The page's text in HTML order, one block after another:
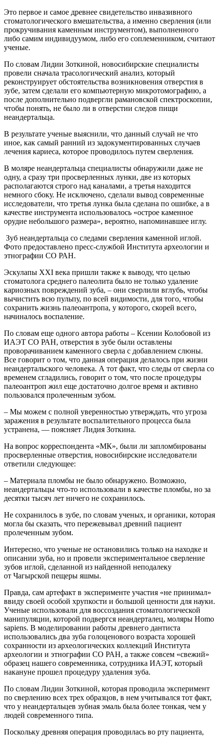
Это первое и самое древнее свидетельство инвазивного
стоматологического вмешательства, а именно сверления (или
прокручивания каменным инструментом), выполненного
либо самим индивидуумом, либо его соплеменником, считают
ученые.
По словам Лидии Зоткиной, новосибирские специалисты
провели сначала трасологический анализ, который
реконструирует обстоятельства возникновения отверстия в
зубе, затем сделали его компьютерную микротомографию, а
после дополнительно подвергли рамановской спектроскопии,
чтобы понять, не было ли в отверстии следов пищи
неандертальца.
В результате ученые выяснили, что данный случай не что
иное, как самый ранний из задокументированных случаев
лечения кариеса, которое проводилось путем сверления.
В моляре неандертальца специалисты обнаружили даже не
одну, а сразу три просверленных лунки, две из которых
располагаются строго над каналами, а третья находится
немного сбоку. Не исключено, сделали вывод современные
исследователи, что третья лунка была сделана по ошибке, а в
качестве инструмента использовалось «острое каменное
орудие небольшого размера», вероятно, напоминавшее иглу.
Зуб неандертальца со следами сверления каменной иглой.
Фото предоставлено пресс-службой Института археологии и
этнографии СО РАН.
Эскулапы XXI века пришли также к выводу, что целью
стоматолога среднего палеолита было не только удаление
кариозных повреждений зуба, – они сверлили вглубь, чтобы
вычистить всю пульпу, по всей видимости, для того, чтобы
сохранить жизнь палеоантропа, у которого, скорей всего,
начиналось воспаление.
По словам еще одного автора работы – Ксении Колобовой из
ИАЭТ СО РАН, отверстия в зубе были оставлены
проворачиванием каменного сверла с добавлением слюны.
Все говорит о том, что данная операция делалось при жизни
неандертальского человека. А тот факт, что следы от сверла со
временем сгладились, говорит о том, что после процедуры
палеоантроп жил еще достаточно долгое время и активно
пользовался пролеченным зубом.
– Мы можем с полной уверенностью утверждать, что угроза
заражения в результате воспалительного процесса была
устранена, — поясняет Лидия Зоткина.
На вопрос корреспондента «МК», были ли запломбированы
просверленные отверстия, новосибирские исследователи
ответили следующее:
– Материала пломбы не было обнаружено. Возможно,
неандертальцы что-то использовали в качестве пломбы, но за
десятки тысяч лет ничего не сохранилось.
Не сохранилось в зубе, по словам ученых, и органики, которая
могла бы сказать, что пережевывал древний пациент
пролеченным зубом.
Интересно, что ученые не остановились только на находке и
описании зуба, но и провели экспериментальное сверление
зубов иглой, сделанной из найденной неподалеку
от Чагырской пещеры яшмы.
Правда, сам артефакт в эксперименте участия «не принимал»
ввиду своей особой хрупкости и большой ценности для науки.
Ученые использовали для воссоздания стоматологической
манипуляции, которой подвергся неандерталец, моляры Homo
sapiens. В моделировании работы древнего дантиста
использовались два зуба голоценового возраста хорошей
сохранности из археологических коллекций Института
археологии и этнографии СО РАН, а также совсем «свежий»
образец нашего современника, сотрудника ИАЭТ, который
накануне прошел процедуру удаления зуба.
По словам Лидии Зоткиной, которая проводила эксперимент
по сверлению всех трех образцов, в нем учитывался тот факт,
что у неандертальцев зубная эмаль была более тонкая, чем у
людей современного типа.
Поскольку древняя операция проводилась во рту пациента,